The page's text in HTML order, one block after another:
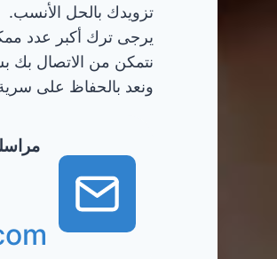
تزويدك بالحل الأنسب.
يرجى ترك أكبر عدد
نتمكن من الاتصال بك
ونعد بالحفاظ على